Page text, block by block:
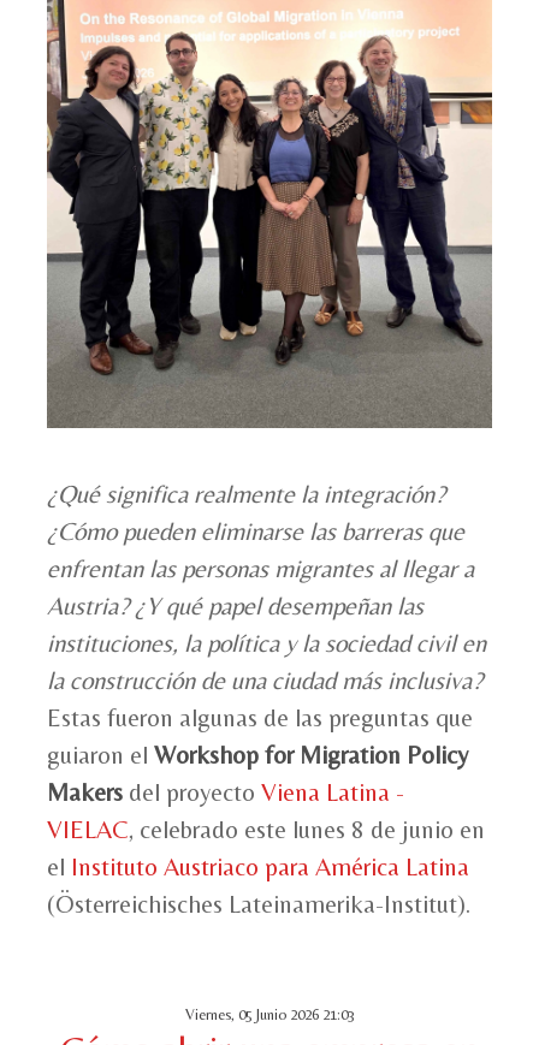
¿Qué significa realmente la integración?
¿Cómo pueden eliminarse las barreras que
enfrentan las personas migrantes al llegar a
Austria? ¿Y qué papel desempeñan las
instituciones, la política y la sociedad civil en
la construcción de una ciudad más inclusiva?
Estas fueron algunas de las preguntas que
guiaron el Workshop for Migration Policy
Makers del proyecto Viena Latina -
VIELAC, celebrado este lunes 8 de junio en
el Instituto Austriaco para América Latina
(Österreichisches Lateinamerika-Institut).
Viernes, 05 Junio 2026 21:03